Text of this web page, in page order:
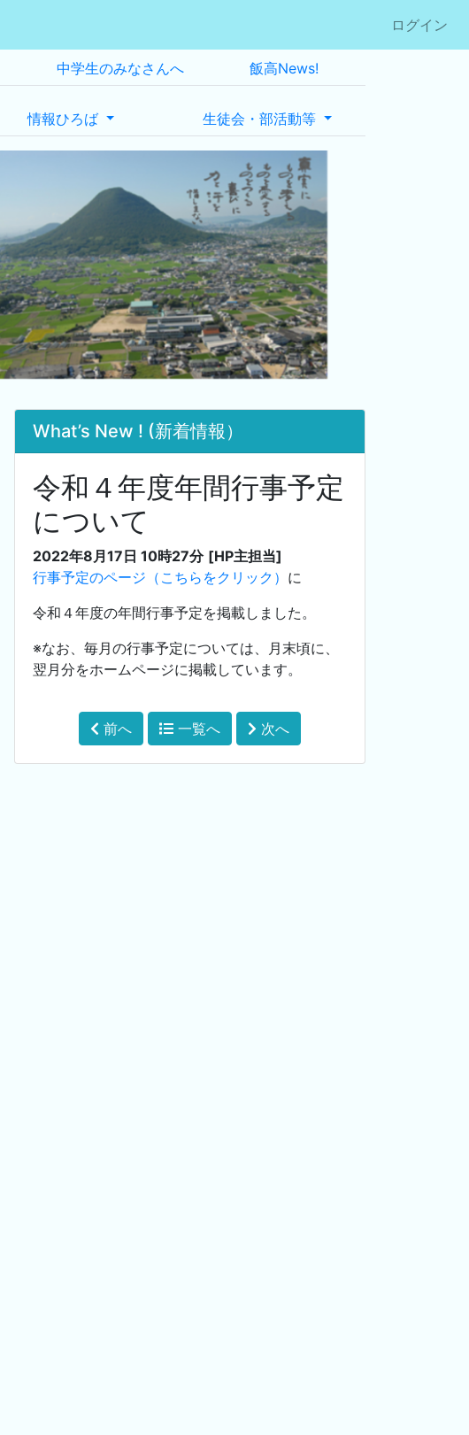
ログイン
中学生のみなさんへ 飯高News!
情報ひろば 生徒会・部活動等
What’s New ! (新着情報）
令和４年度年間行事予定
について
2022年8月17日 10時27分 [HP主担当]
行事予定のページ（こちらをクリック） に
令和４年度の年間行事予定を掲載しました。
※なお、毎月の行事予定については、月末頃に、
翌月分をホームページに掲載しています。
前へ 一覧へ 次へ